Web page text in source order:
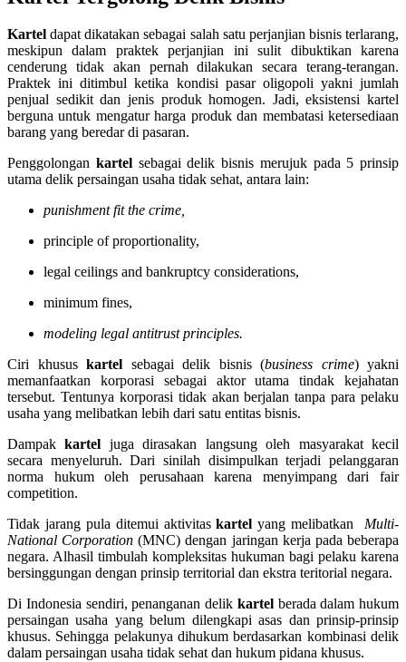
Kartel dapat dikatakan sebagai salah satu perjanjian bisnis terlarang,
meskipun dalam praktek perjanjian ini sulit dibuktikan karena
cenderung tidak akan pernah dilakukan secara terang-terangan.
Praktek ini ditimbul ketika kondisi pasar oligopoli yakni jumlah
penjual sedikit dan jenis produk homogen. Jadi, eksistensi kartel
berguna untuk mengatur harga produk dan membatasi ketersediaan
barang yang beredar di pasaran.
Penggolongan kartel sebagai delik bisnis merujuk pada 5 prinsip
utama delik persaingan usaha tidak sehat, antara lain:
punishment fit the crime,
principle of proportionality,
legal ceilings and bankruptcy considerations,
minimum fines,
modeling legal antitrust principles.
Ciri khusus kartel sebagai delik bisnis (business crime) yakni
memanfaatkan korporasi sebagai aktor utama tindak kejahatan
tersebut. Tentunya korporasi tidak akan berjalan tanpa para pelaku
usaha yang melibatkan lebih dari satu entitas bisnis.
Dampak kartel juga dirasakan langsung oleh masyarakat kecil
secara menyeluruh. Dari sinilah disimpulkan terjadi pelanggaran
norma hukum oleh perusahaan karena menyimpang dari fair
competition.
Tidak jarang pula ditemui aktivitaskartel yang melibatkanMulti-
National Corporation (MNC) dengan jaringan kerja pada beberapa
negara. Alhasil timbulah kompleksitas hukuman bagi pelaku karena
bersinggungan dengan prinsip territorial dan ekstra teritorial negara.
Di Indonesia sendiri, penanganan delik kartelberada dalam hukum
persaingan usaha yang belum dilengkapi asas dan prinsip-prinsip
khusus. Sehingga pelakunya dihukum berdasarkan kombinasi delik
dalam persaingan usaha tidak sehat dan hukum pidana khusus.